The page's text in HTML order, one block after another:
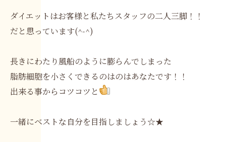
ダイエットはお客様と私たちスタッフの二人三脚！！
だと思っています(^-^)
長きにわたり風船のように膨らんでしまった
脂肪細胞を小さくできるのはのはあなたです！！
出来る事からコツコツと
一緒にベストな自分を目指しましょう☆★